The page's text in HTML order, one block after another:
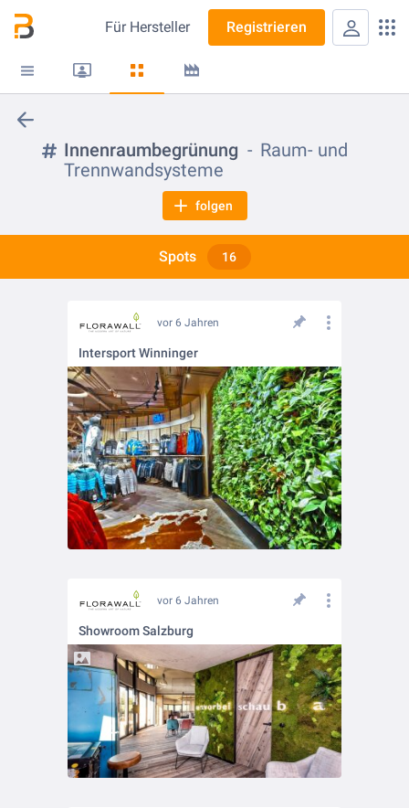
Für Hersteller Registrieren
Innenraumbegrünung
Raum- und
Trennwandsysteme
folgen
Spots 16
vor 6 Jahren
Intersport Winninger
vor 6 Jahren
Showroom Salzburg